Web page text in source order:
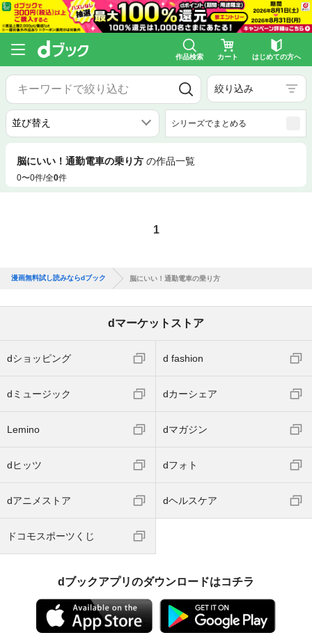
作品検索 カート はじめての方へ
絞り込み
シリーズでまとめる
脳にいい！通勤電車の乗り方 の作品一覧
0〜0件/全0件
1
漫画無料試し読みならdブック 脳にいい！通勤電車の乗り方
dマーケットストア
dショッピング d fashion
dミュージック dカーシェア
Lemino dマガジン
dヒッツ dフォト
dアニメストア dヘルスケア
ドコモスポーツくじ
dブックアプリのダウンロードはコチラ